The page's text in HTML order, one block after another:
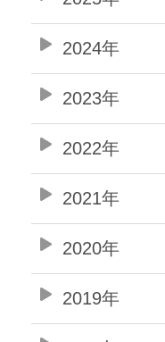
2024年
2023年
2022年
2021年
2020年
2019年